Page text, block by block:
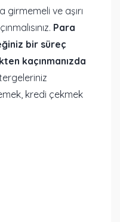
ve aşırı
Para
bir süreç
kaçınmanızda
kredi çekmek